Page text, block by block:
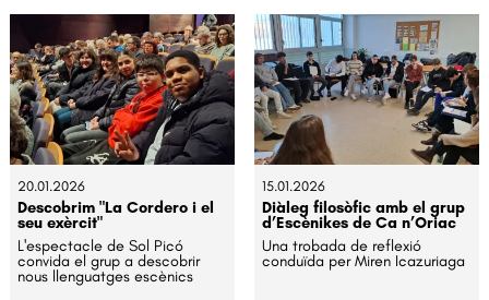
20.01.2026
Descobrim "La Cordero i el
seu exèrcit"
L'espectacle de Sol Picó
convida el grup a descobrir
nous llenguatges escènics
15.01.2026
Diàleg filosòfic amb el grup
d’Escènikes de Ca n’Oriac
Una trobada de reflexió
conduïda per Miren Icazuriaga